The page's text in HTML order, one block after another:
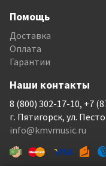
Помощь
Доставка
Оплата
Гарантии
Наши контакты
8 (800) 302-17-10, +7
г. Пятигорск, ул.
info@kmvmusic.ru